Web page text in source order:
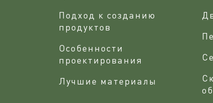
Подход к созданию
продуктов
Особенности
проектирования
Лучшие материалы